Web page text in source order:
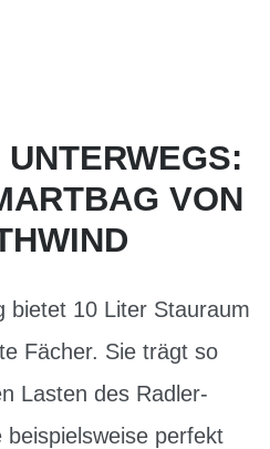
VON
bietet 10 Liter Stauraum
Fächer. Sie trägt so
Lasten des Radler-
perfekt